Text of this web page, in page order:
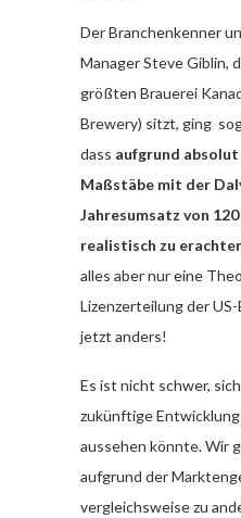
Der Branchenkenner
Manager Steve Giblin,
größten Brauerei
Brewery) sitzt, ging
dass aufgrund
Maßstäbe mit der
Jahresumsatz von
realistisch zu
alles aber nur eine
Lizenzerteilung der
jetzt anders!
Es ist nicht schwer,
zukünftige
aussehen könnte. Wir
aufgrund der
vergleichsweise zu